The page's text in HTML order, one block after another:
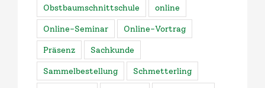
Obstbaumschnittschule
online
Online-Seminar
Online-Vortrag
Präsenz
Sachkunde
Sammelbestellung
Schmetterling